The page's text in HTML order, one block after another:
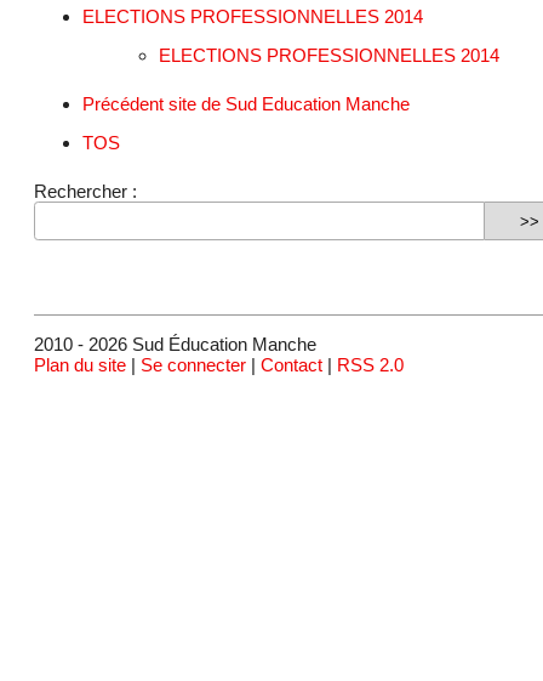
ELECTIONS PROFESSIONNELLES 2014
ELECTIONS PROFESSIONNELLES 2014
Précédent site de Sud Education Manche
TOS
Rechercher :
2010 - 2026 Sud Éducation Manche
Plan du site | Se connecter | Contact | RSS 2.0